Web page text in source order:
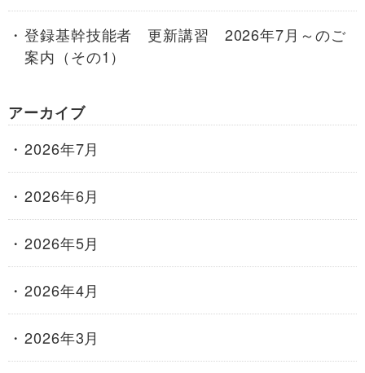
登録基幹技能者 更新講習 2026年7月～のご
案内（その1）
アーカイブ
2026年7月
2026年6月
2026年5月
2026年4月
2026年3月